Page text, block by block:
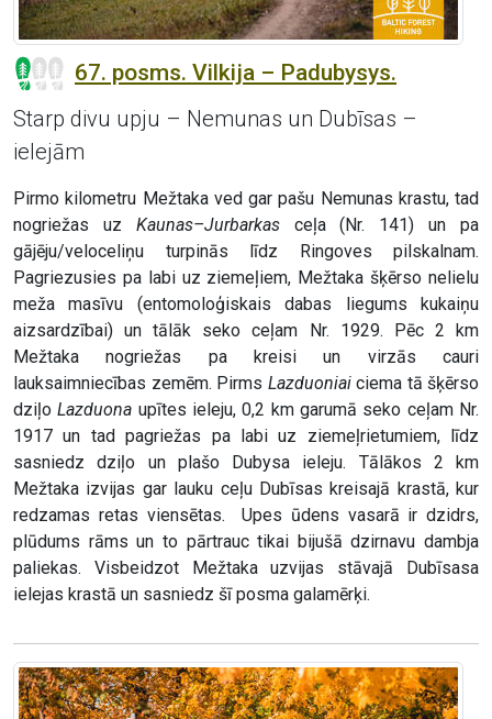
67. posms. Vilkija – Padubysys.
Starp divu upju – Nemunas un Dubīsas –
ielejām
Pirmo kilometru Mežtaka ved gar pašu Nemunas krastu, tad
nogriežas uz Kaunas–Jurbarkasceļa (Nr. 141) un pa
gājēju/veloceliņu turpinās līdz Ringoves pilskalnam.
Pagriezusies pa labi uz ziemeļiem, Mežtaka šķērso nelielu
meža masīvu (entomoloģiskais dabas liegums kukaiņu
aizsardzībai) un tālāk seko ceļam Nr. 1929. Pēc 2 km
Mežtaka nogriežas pa kreisi un virzās cauri
lauksaimniecības zemēm. Pirms Lazduoniaiciema tā šķērso
dziļoLazduona upītes ieleju, 0,2 km garumā seko ceļam Nr.
1917 un tad pagriežas pa labi uz ziemeļrietumiem, līdz
sasniedz dziļo un plašo Dubysa ieleju. Tālākos 2 km
Mežtaka izvijas gar lauku ceļu Dubīsas kreisajā krastā, kur
redzamas retas viensētas. Upes ūdens vasarā ir dzidrs,
plūdums rāms un to pārtrauc tikai bijušā dzirnavu dambja
paliekas. Visbeidzot Mežtaka uzvijas stāvajā Dubīsasa
ielejas krastā un sasniedz šī posma galamērķi.